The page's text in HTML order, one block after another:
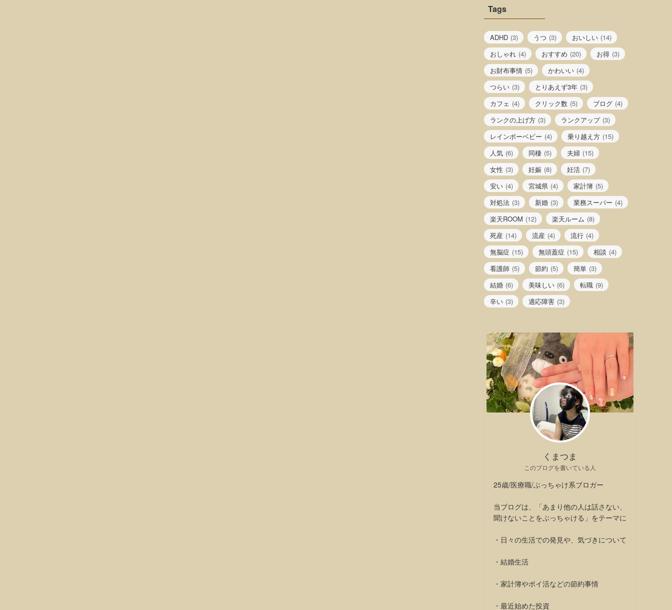
Tags
ADHD (3) うつ (3) おいしい (14)
おしゃれ (4) おすすめ (20) お得 (3)
お財布事情 (5) かわいい (4)
つらい (3) とりあえず3年 (3)
カフェ (4) クリック数 (5) ブログ (4)
ランクの上げ方 (3) ランクアップ (3)
レインボーベビー (4) 乗り越え方 (15)
人気 (6) 同棲 (5) 夫婦 (15)
女性 (3) 妊娠 (8) 妊活 (7)
安い (4) 宮城県 (4) 家計簿 (5)
対処法 (3) 新婚 (3) 業務スーパー (4)
楽天ROOM (12) 楽天ルーム (8)
死産 (14) 流産 (4) 流行 (4)
無脳症 (15) 無頭蓋症 (15) 相談 (4)
看護師 (5) 節約 (5) 簡単 (3)
結婚 (6) 美味しい (6) 転職 (9)
辛い (3) 適応障害 (3)
くまつま
このブログを書いている人
25歳/医療職/ぶっちゃけ系ブロガー
当ブログは、「あまり他の人は話さない、
聞けないことをぶっちゃける」をテーマに
・日々の生活での発見や、気づきについて
・結婚生活
・家計簿やポイ活などの節約事情
・最近始めた投資